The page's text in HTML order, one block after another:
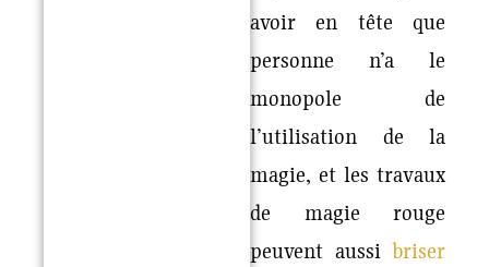
avoir en tête que
personne n’a le
monopole de
l’utilisation de la
magie, et les travaux
de magie rouge
peuvent aussi briser